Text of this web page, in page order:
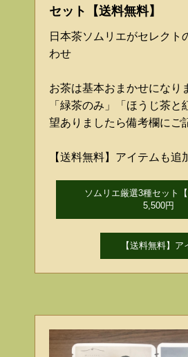
セット【送料無料】
日本茶ソムリエがセレクト
わせ
お茶は基本おまかせになり
「緑茶のみ」「ほうじ茶と
望ありましたら備考欄にご
【送料無料】アイテムも追
ソムリエ厳選3種セット【
5,500円
【送料無料】